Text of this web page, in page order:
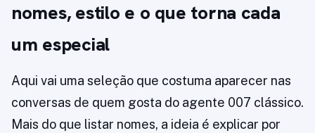
nomes, estilo e o que torna cada
um especial
Aqui vai uma seleção que costuma aparecer nas
conversas de quem gosta do agente 007 clássico.
Mais do que listar nomes, a ideia é explicar por